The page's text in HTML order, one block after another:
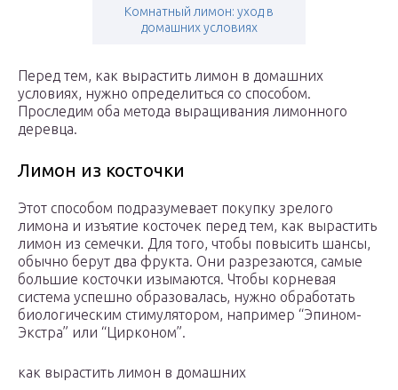
Комнатный лимон: уход в
домашних условиях
Перед тем, как вырастить лимон в домашних
условиях, нужно определиться со способом.
Проследим оба метода выращивания лимонного
деревца.
Лимон из косточки
Этот способом подразумевает покупку зрелого
лимона и изъятие косточек перед тем, как вырастить
лимон из семечки. Для того, чтобы повысить шансы,
обычно берут два фрукта. Они разрезаются, самые
большие косточки изымаются. Чтобы корневая
система успешно образовалась, нужно обработать
биологическим стимулятором, например “Эпином-
Экстра” или “Цирконом”.
как вырастить лимон в домашних